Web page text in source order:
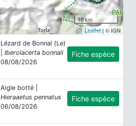
10 km
Leaflet| © IGN
Fiche espèce
Lézard de Bonnal (Le)
Iberolacerta bonnali
08/08/2026
Fiche espèce
Aigle botté |
Hieraaetus pennatus
06/08/2026